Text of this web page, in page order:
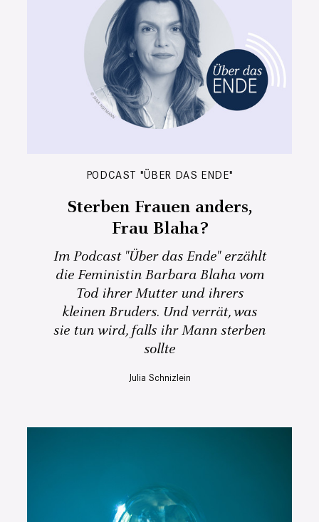
PODCAST "ÜBER DAS ENDE"
Sterben Frauen anders,
Frau Blaha?
Im Podcast "Über das Ende" erzählt
die Feministin Barbara Blaha vom
Tod ihrer Mutter und ihrers
kleinen Bruders. Und verrät, was
sie tun wird, falls ihr Mann sterben
sollte
Julia Schnizlein